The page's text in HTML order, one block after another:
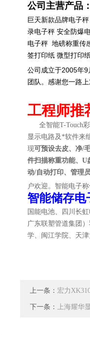
公司主营产品
巨天新款品牌电子
录电子秤 安全防爆
电子秤 地磅称重传
签打印纸 微型打印
公司成立于2005年9
团队。感谢您一路
工程师推
全智能T-Touch
显示电路及*软件来
现可预设去皮、净/
件扫描称重功能、 U
动/自动打印、管理
户欢迎。智能电子
智能储存电
国能电池、四川长
广东联塑管道集团
学、闽江学院、天
上一条： 宏力
下一条： 上海耀华